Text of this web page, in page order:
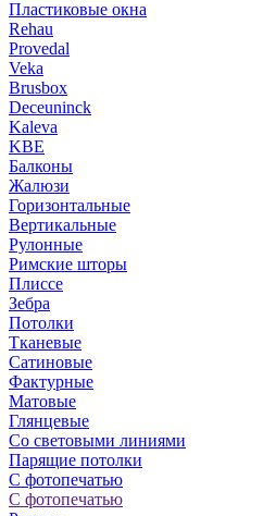
Пластиковые окна
Rehau
Provedal
Veka
Brusbox
Deceuninck
Kaleva
KBE
Балконы
Жалюзи
Горизонтальные
Вертикальные
Рулонные
Римские шторы
Плиссе
Зебра
Потолки
Тканевые
Сатиновые
Фактурные
Матовые
Глянцевые
Со световыми линиями
Парящие потолки
С фотопечатью
С фотопечатью